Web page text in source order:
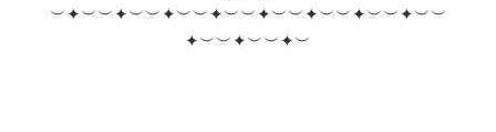
︶✦︶︶✦︶︶✦︶︶✦︶︶✦︶︶✦︶︶✦︶︶✦︶︶
✦︶︶✦︶︶✦︶